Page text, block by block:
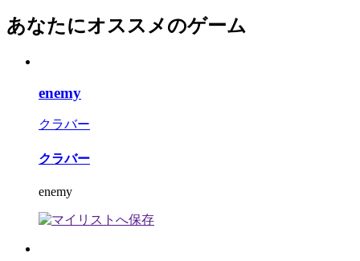
あなたにオススメのゲーム
enemy
クラバー
クラバー
enemy